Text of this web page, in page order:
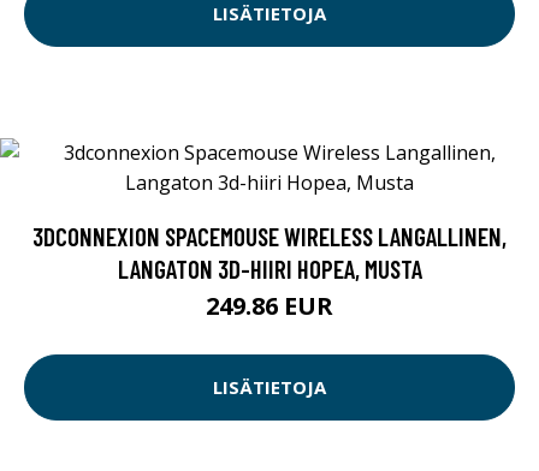
LISÄTIETOJA
3DCONNEXION SPACEMOUSE WIRELESS LANGALLINEN,
LANGATON 3D-HIIRI HOPEA, MUSTA
249.86 EUR
LISÄTIETOJA